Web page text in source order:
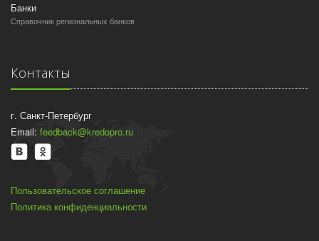
Банки
Справочник региональных банков
Контакты
г. Санкт-Петербург
Email: feedback@kredopro.ru
Пользовательское соглашение
Политика конфиденциальности